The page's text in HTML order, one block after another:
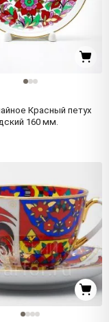
Красный петух
160 мм.